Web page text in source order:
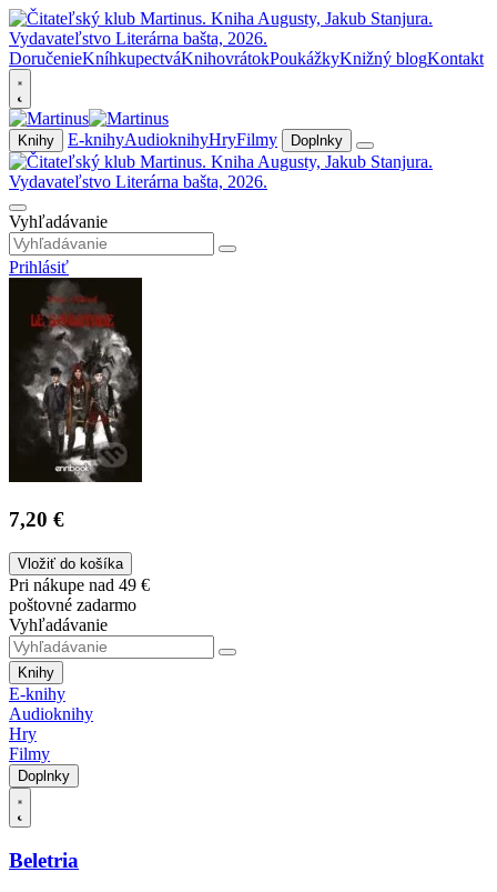
DoručenieKníhkupectváKnihovrátokPoukážkyKnižný blogKontakt
Knihy E-knihyAudioknihyHryFilmy Doplnky
Vyhľadávanie
Prihlásiť
7,20 €
Vložiť do košíka
Pri nákupe nad 49 €
poštovné zadarmo
Vyhľadávanie
Knihy
E-knihy
Audioknihy
Hry
Filmy
Doplnky
Beletria